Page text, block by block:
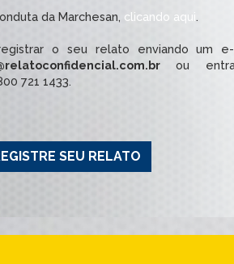
da Marchesan, clicando aqui.
o seu relato enviando um e-
ou
721 1433.
SEU RELATO